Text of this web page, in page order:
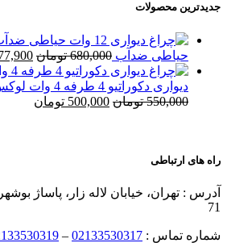
جدیدترین محصولات
حیاطی ضدآب 680,000 تومان قیمت
اصلی
دیواری دکوراتیو 4 طرفه 4 وات لوکس کد 9109
550,000 تومان قیمت
500,000 تومان
راه های ارتباطی
آدرس : تهران، خیابان لاله زار، پاساژ
71
شماره تماس : 02133530317
–